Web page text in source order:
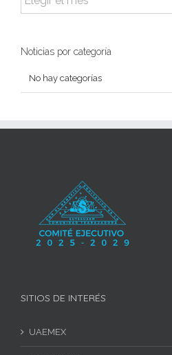
Noticias por categoría
No hay categorías
SITIOS DE INTERÉS
UAEMEX